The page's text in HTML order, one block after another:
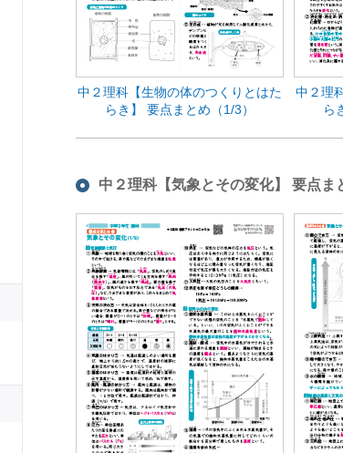
中２理科【生物の体のつくりとはた
らき】 要点まとめ（1/3）
中２理
ら
中２理科【気象とその変化】 要点ま